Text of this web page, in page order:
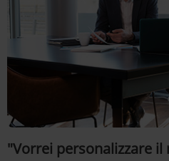
"Vorrei personalizzare